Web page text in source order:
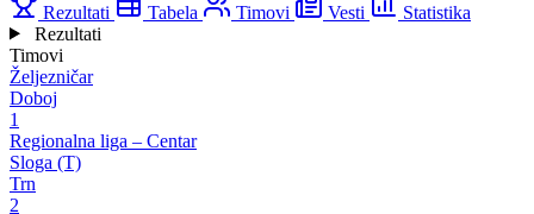
Rezultati Tabela Timovi Vesti
Statistika
Rezultati
Timovi
Željezničar
Doboj
1
Regionalna liga – Centar
Sloga (T)
Trn
2